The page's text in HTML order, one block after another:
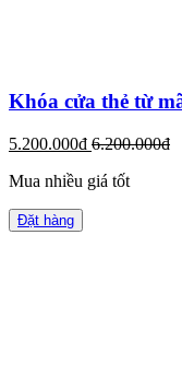
Khóa cửa thẻ từ
5.200.000đ 6.200.000đ
Mua nhiều giá tốt
Đặt hàng